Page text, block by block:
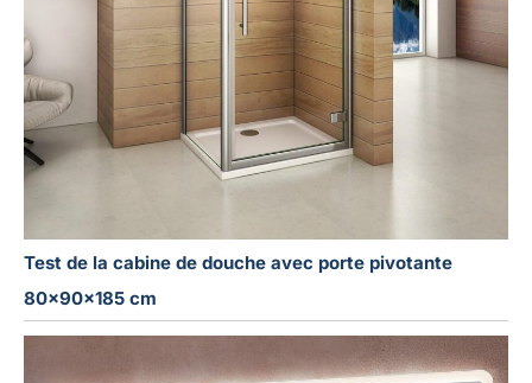
Test de la cabine de douche avec porte pivotante
80x90x185 cm